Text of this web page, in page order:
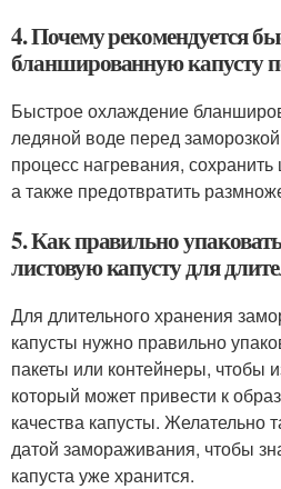
4. Почему рекомендуется
бланшированную капусту
Быстрое охлаждение
ледяной воде перед
процесс нагревания, сохранить
а также предотвратить
5. Как правильно
листовую капусту для
Для длительного хранения
капусты нужно правильно
пакеты или контейнеры, чтобы
который может привести к
качества капусты. Желательно
датой замораживания, чтобы
капуста уже хранится.